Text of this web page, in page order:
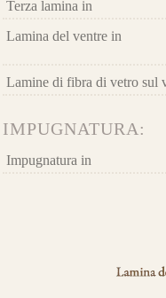
Terza lamina in
Lamina del ventre in
Lamine di fibra di vetro sul
IMPUGNATURA:
Impugnatura in